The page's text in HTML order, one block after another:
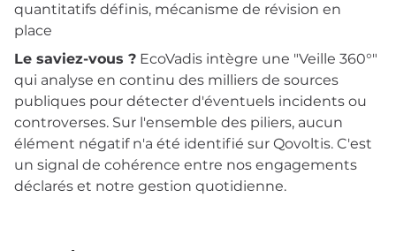
quantitatifs définis, mécanisme de révision en
place
Le saviez-vous ? EcoVadis intègre une "Veille 360°"
qui analyse en continu des milliers de sources
publiques pour détecter d'éventuels incidents ou
controverses. Sur l'ensemble des piliers, aucun
élément négatif n'a été identifié sur Qovoltis. C'est
un signal de cohérence entre nos engagements
déclarés et notre gestion quotidienne.